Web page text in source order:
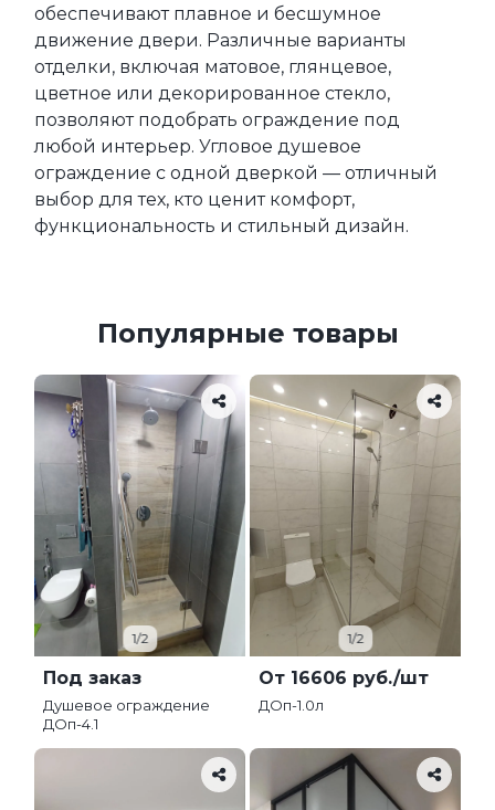
обеспечивают плавное и бесшумное
движение двери. Различные варианты
отделки, включая матовое, глянцевое,
цветное или декорированное стекло,
позволяют подобрать ограждение под
любой интерьер. Угловое душевое
ограждение с одной дверкой — отличный
выбор для тех, кто ценит комфорт,
функциональность и стильный дизайн.
Популярные товары
1/2
Под заказ
Душевое ограждение
ДОп-4.1
1/2
От 16606 руб./шт
ДОп-1.0л